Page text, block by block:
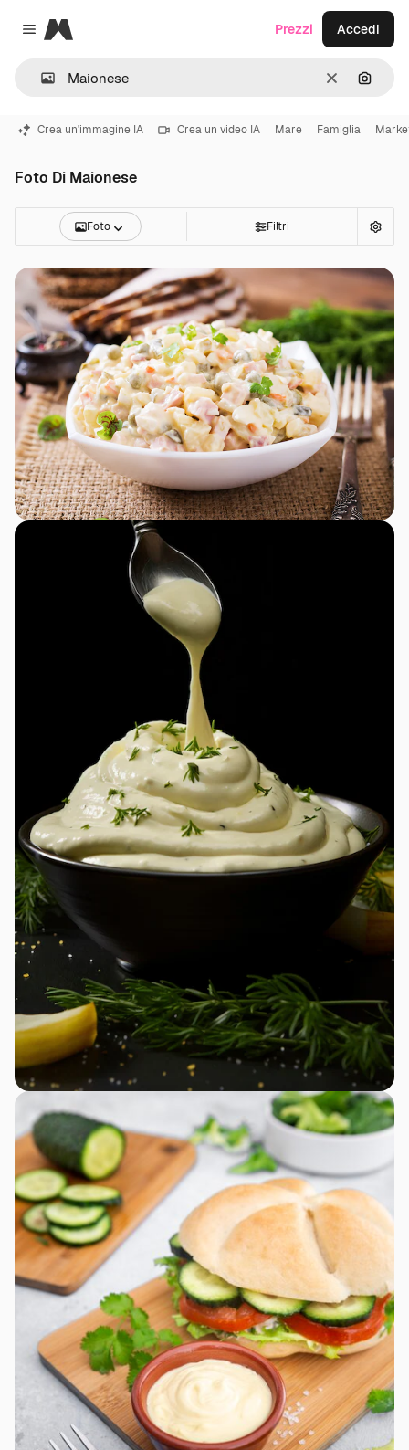
Close menu
Magnific
CancellaCerca
Prezzi Accedi
Crea un'immagine IA Crea un video IA Mare Famiglia
Foto Di Maionese
Foto Filtri